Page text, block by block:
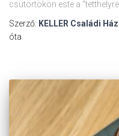
csütörtökön este a
Szerző: KELLER Családi Ház
óta